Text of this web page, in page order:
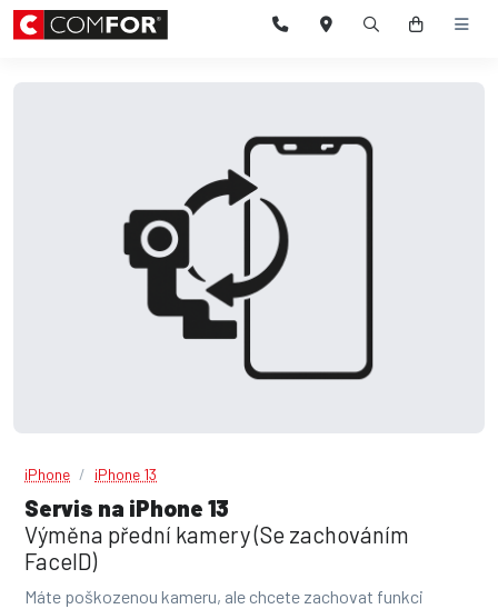
iPhone iPhone 13
Servis na iPhone 13
Výměna přední kamery (Se zachováním
FaceID)
Máte poškozenou kameru, ale chcete zachovat funkci